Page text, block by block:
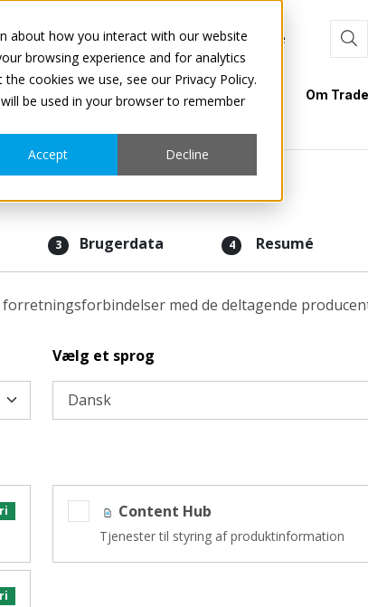
about how you interact with our website
browsing experience and for analytics
cookies we use, see our Privacy Policy.
be used in your browser to remember
Accept Decline
Alle tjenester er online
Om
3 Brugerdata 4 Resumé
med de deltagende
Vælg et sprog
Content Hub
Tjenester til styring af produktinformation